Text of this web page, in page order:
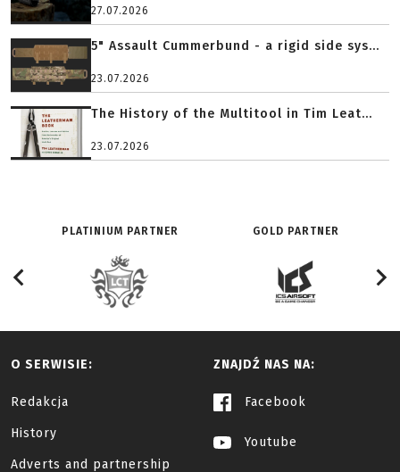
27.07.2026
5" Assault Cummerbund - a rigid side sys...
23.07.2026
The History of the Multitool in Tim Leat...
23.07.2026
PLATINIUM PARTNER GOLD PARTNER
O SERWISIE:
Redakcja
History
Adverts and partnership
ZNAJDŹ NAS NA:
Facebook
Youtube